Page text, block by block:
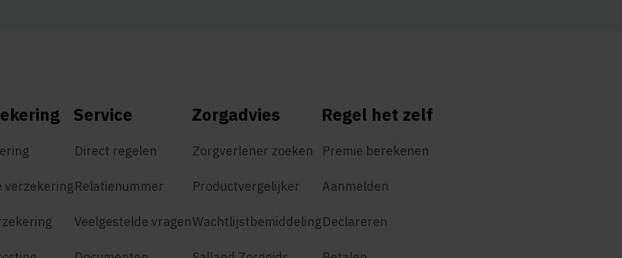
verzekering
Service
Direct regelen
Relatienummer
Veelgestelde vragen
Zorgadvies
Zorgverlener zoeken
Productvergelijker
Wachtlijstbemiddeling
Regel het zelf
Premie berekenen
Aanmelden
Declareren